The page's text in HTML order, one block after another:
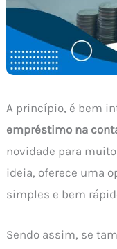
A princípio, é bem
empréstimo na
novidade para
ideia, oferece uma
simples e bem
Sendo assim, se